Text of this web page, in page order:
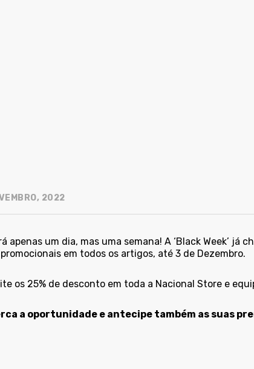
2022
apenas um dia, mas uma semana! A ‘Black Week’ já
em todos os artigos, até 3 de Dezembro.
os 25% de desconto em toda a Nacional Store e
a oportunidade e antecipe também as suas